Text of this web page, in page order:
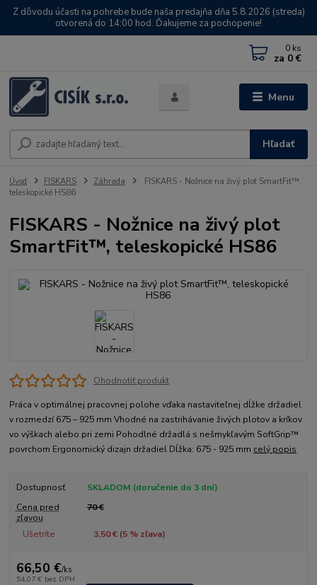
Z dôvodu účasti na pohrebe bude naša predajňa dňa 5.8.2026 (streda)
otvorená do 14:00 hod. Ďakujeme za pochopenie!
Menu
Hľadať
0 ks
za 0 €
Úvod FISKARS Záhrada
FISKARS - Nožnice na živý plot SmartFit™,
teleskopické HS86
FISKARS - Nožnice na živý plot
SmartFit™, teleskopické HS86
Ohodnotiť produkt
Práca v optimálnej pracovnej polohe vďaka nastaviteľnej dĺžke držadiel
v rozmedzí 675 – 925 mm Vhodné na zastrihávanie živých plotov a kríkov
vo výškach alebo pri zemi Pohodlné držadlá s nešmykľavým SoftGrip™
povrchom Ergonomický dizajn držadiel Dĺžka: 675 - 925 mm celý popis
Dostupnosť
SKLADOM (doručenie do 3 dní)
Cena pred
zľavou
70 €
Ušetríte 3,50 € (5% zľava)
66,50 €/ks
54,07 € bez DPH